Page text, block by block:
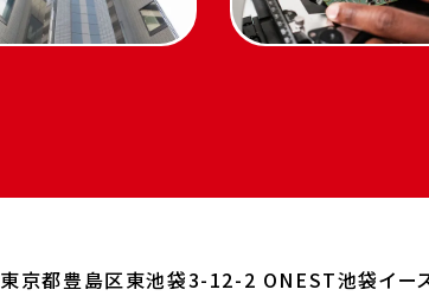
東京都豊島区東池袋3-12-2 ONEST池袋イー